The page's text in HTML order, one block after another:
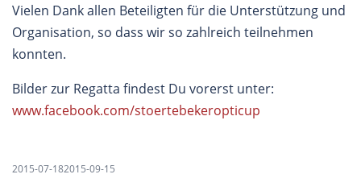
Vielen Dank allen Beteiligten für die Unterstützung und
Organisation, so dass wir so zahlreich teilnehmen
konnten.
Bilder zur Regatta findest Du vorerst unter:
www.facebook.com/stoertebekeropticup
2015-07-182015-09-15